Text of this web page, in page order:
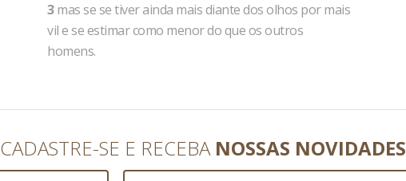
3mas se se tiver ainda mais diante dos olhos por mais
vil e se estimar como menor do que os outros
homens.
CADASTRE-SE E RECEBA NOSSAS NOVIDADES